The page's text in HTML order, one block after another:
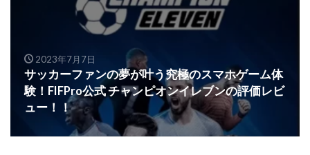
2023年7月7日
サッカーファンの夢が叶う究極のスマホゲーム体
験！FIFPro公式 チャンピオンイレブンの評価レビ
ュー！！